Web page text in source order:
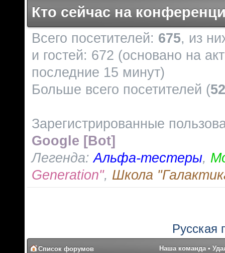
Кто сейчас на
Всего посетителей: 675, из
и гостей: 672 (основано на
последние 15 минут)
Больше всего посетителей (
Зарегистрированные
Google [Bot]
Легенда:Альфа-тестеры,
Generation", Школа
Русская
Список форумов Наша команда•